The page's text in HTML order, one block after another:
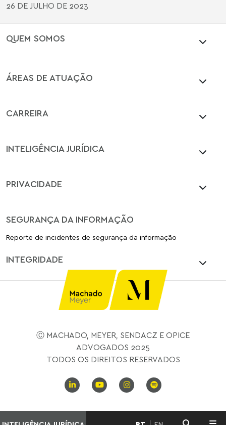
26 DE JULHO DE 2023
QUEM SOMOS
ÁREAS DE ATUAÇÃO
CARREIRA
INTELIGÊNCIA JURÍDICA
PRIVACIDADE
SEGURANÇA DA INFORMAÇÃO
Reporte de incidentes de segurança da informação
INTEGRIDADE
Ⓒ MACHADO, MEYER, SENDACZ E OPICE
ADVOGADOS 2025
TODOS OS DIREITOS RESERVADOS